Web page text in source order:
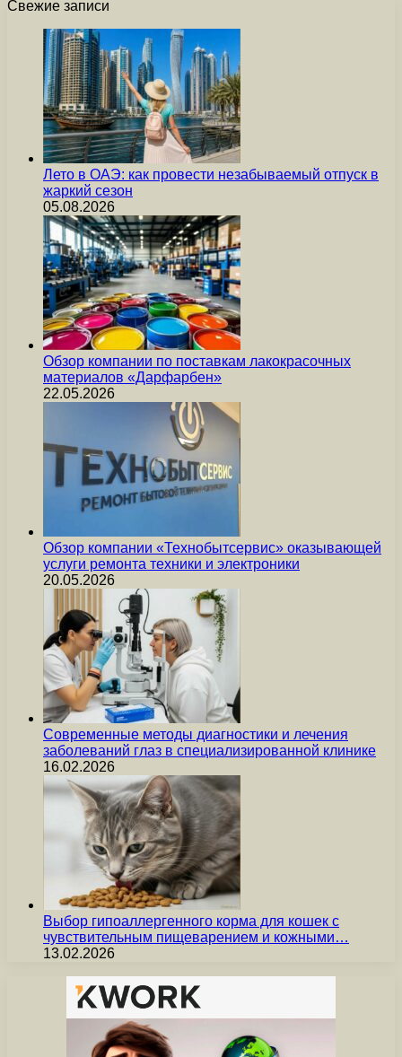
Свежие записи
Лето в ОАЭ: как провести незабываемый отпуск в
жаркий сезон
05.08.2026
Обзор компании по поставкам лакокрасочных
материалов «Дарфарбен»
22.05.2026
Обзор компании «Технобытсервис» оказывающей
услуги ремонта техники и электроники
20.05.2026
Современные методы диагностики и лечения
заболеваний глаз в специализированной клинике
16.02.2026
Выбор гипоаллергенного корма для кошек с
чувствительным пищеварением и кожными…
13.02.2026